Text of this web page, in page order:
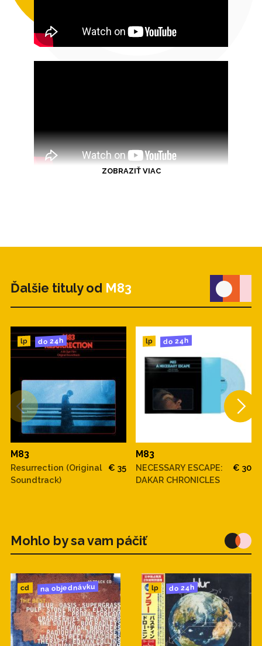
ZOBRAZIŤ VIAC
Ďalšie tituly od M83
lp do 24h
M83
Resurrection (Original
Soundtrack)
€ 35
lp do 24h
M83
NECESSARY ESCAPE:
DAKAR CHRONICLES
€ 30
Mohlo by sa vam páčiť
cd na objednávku lp do 24h